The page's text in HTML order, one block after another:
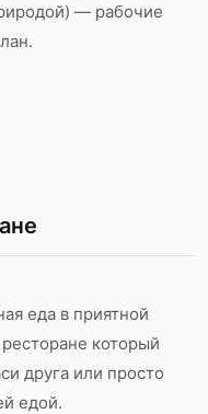
— рабочие
еда в приятной
который
друга или просто
едой.